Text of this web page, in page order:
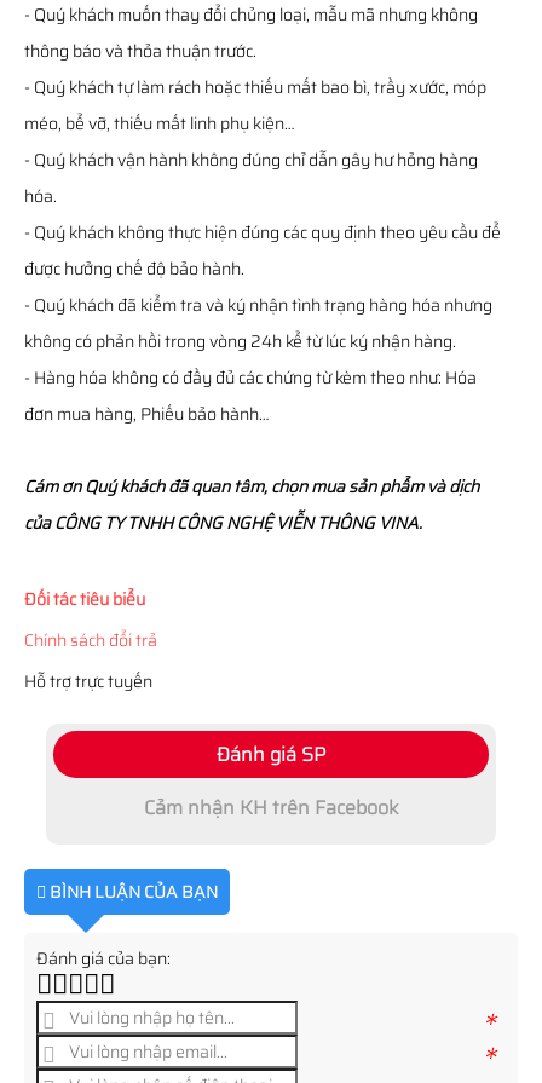
- Quý khách muốn thay đổi chủng loại, mẫu mã nhưng không
thông báo và thỏa thuận trước.
- Quý khách tự làm rách hoặc thiếu mất bao bì, trầy xước, móp
méo, bể vỡ, thiếu mất linh phụ kiện…
- Quý khách vận hành không đúng chỉ dẫn gây hư hỏng hàng
hóa.
- Quý khách không thực hiện đúng các quy định theo yêu cầu để
được hưởng chế độ bảo hành.
- Quý khách đã kiểm tra và ký nhận tình trạng hàng hóa nhưng
không có phản hồi trong vòng 24h kể từ lúc ký nhận hàng.
- Hàng hóa không có đầy đủ các chứng từ kèm theo như: Hóa
đơn mua hàng, Phiếu bảo hành…
Cám ơn Quý khách đã quan tâm, chọn mua sản phẩm và dịch
của CÔNG TY TNHH CÔNG NGHỆ VIỄN THÔNG VINA.
Đối tác tiêu biểu
Chính sách đổi trả
Hỗ trợ trực tuyến
Đánh giá SP
Cảm nhận KH trên Facebook
BÌNH LUẬN CỦA BẠN
Đánh giá của bạn:
*
*